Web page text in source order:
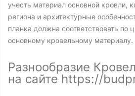
учесть материал основной кровли,
региона и архитектурные
планка должна соответствовать по
основному кровельному материалу.
Разнообразие
на сайте https://